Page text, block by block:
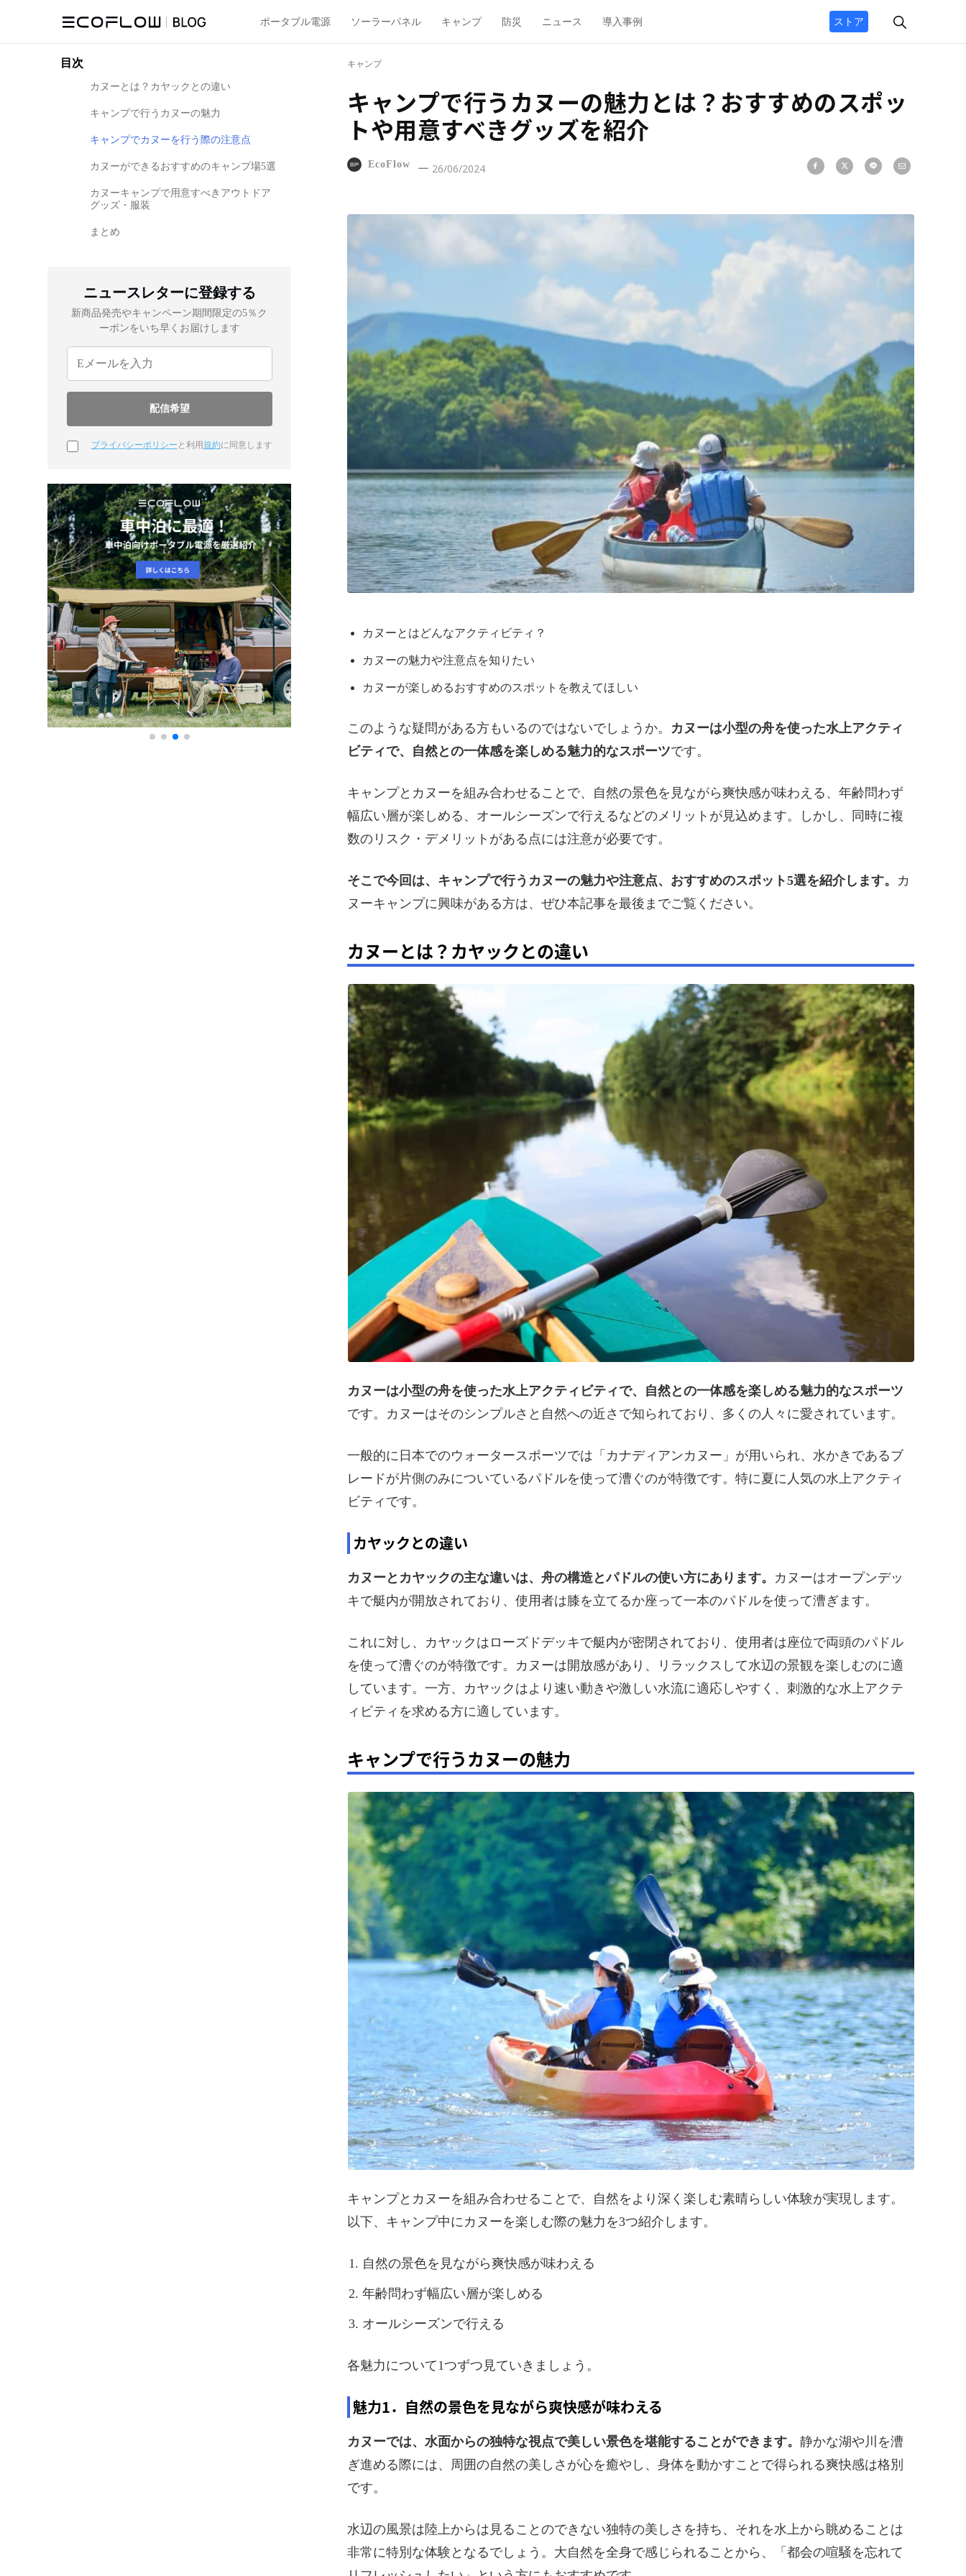
ポータブル電源 ソーラーパネル キャンプ 防災 ニュース 導入事例 ストア
目次
カヌーとは？カヤックとの違い
キャンプで行うカヌーの魅力
キャンプでカヌーを行う際の注意点
カヌーができるおすすめのキャンプ場5選
カヌーキャンプで用意すべきアウトドア
グッズ・服装
まとめ
ニュースレターに登録する
新商品発売やキャンペーン期間限定の5％ク
ーポンをいち早くお届けします
プライバシーポリシー と利用規約に同意します
キャンプ
キャンプで行うカヌーの魅力とは？おすすめのスポッ
トや用意すべきグッズを紹介
EcoFlow 26/06/2024
カヌーとはどんなアクティビティ？
カヌーの魅力や注意点を知りたい
カヌーが楽しめるおすすめのスポットを教えてほしい
このような疑問がある方もいるのではないでしょうか。 カヌーは小型の舟を使った水上アクティ
ビティで、自然との一体感を楽しめる魅力的なスポーツです。
キャンプとカヌーを組み合わせることで、自然の景色を見ながら爽快感が味わえる、年齢問わず
幅広い層が楽しめる、オールシーズンで行えるなどのメリットが見込めます。しかし、同時に複
数のリスク・デメリットがある点には注意が必要です。
そこで今回は、キャンプで行うカヌーの魅力や注意点、おすすめのスポット5選を紹介します。 カ
ヌーキャンプに興味がある方は、ぜひ本記事を最後までご覧ください。
カヌーとは？カヤックとの違い
カヌーは小型の舟を使った水上アクティビティで、自然との一体感を楽しめる魅力的なスポーツ
です。カヌーはそのシンプルさと自然への近さで知られており、多くの人々に愛されています。
一般的に日本でのウォータースポーツでは「カナディアンカヌー」が用いられ、水かきであるブ
レードが片側のみについているパドルを使って漕ぐのが特徴です。特に夏に人気の水上アクティ
ビティです。
カヤックとの違い
カヌーとカヤックの主な違いは、舟の構造とパドルの使い方にあります。 カヌーはオープンデッ
キで艇内が開放されており、使用者は膝を立てるか座って一本のパドルを使って漕ぎます。
これに対し、カヤックはローズドデッキで艇内が密閉されており、使用者は座位で両頭のパドル
を使って漕ぐのが特徴です。カヌーは開放感があり、リラックスして水辺の景観を楽しむのに適
しています。一方、カヤックはより速い動きや激しい水流に適応しやすく、刺激的な水上アクテ
ィビティを求める方に適しています。
キャンプで行うカヌーの魅力
キャンプとカヌーを組み合わせることで、自然をより深く楽しむ素晴らしい体験が実現します。
以下、キャンプ中にカヌーを楽しむ際の魅力を3つ紹介します。
自然の景色を見ながら爽快感が味わえる
年齢問わず幅広い層が楽しめる
オールシーズンで行える
各魅力について1つずつ見ていきましょう。
魅力1．自然の景色を見ながら爽快感が味わえる
カヌーでは、水面からの独特な視点で美しい景色を堪能することができます。静かな湖や川を漕
ぎ進める際には、周囲の自然の美しさが心を癒やし、身体を動かすことで得られる爽快感は格別
です。
水辺の風景は陸上からは見ることのできない独特の美しさを持ち、それを水上から眺めることは
非常に特別な体験となるでしょう。大自然を全身で感じられることから、「都会の喧騒を忘れて